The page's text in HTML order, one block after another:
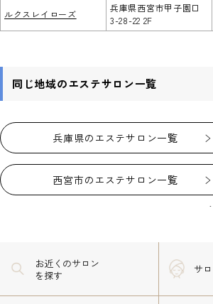
ルクスレイローズ
兵庫県西宮市甲子園口
3-28-22 2F
同じ地域のエステサロン一覧
兵庫県のエステサロン一覧
西宮市のエステサロン一覧
お近くのサロン
を探す
サ